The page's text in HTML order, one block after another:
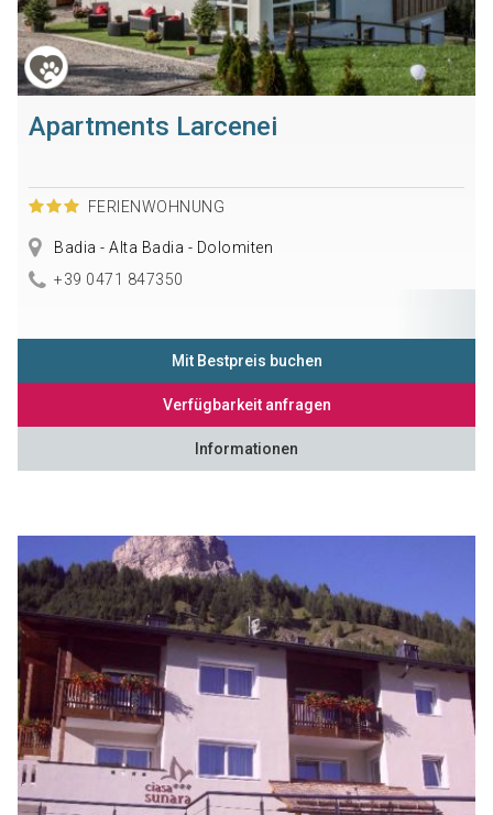
Apartments Larcenei
FERIENWOHNUNG
Badia - Alta Badia - Dolomiten
+39 0471 847350
Mit Bestpreis buchen
Verfügbarkeit anfragen
Informationen